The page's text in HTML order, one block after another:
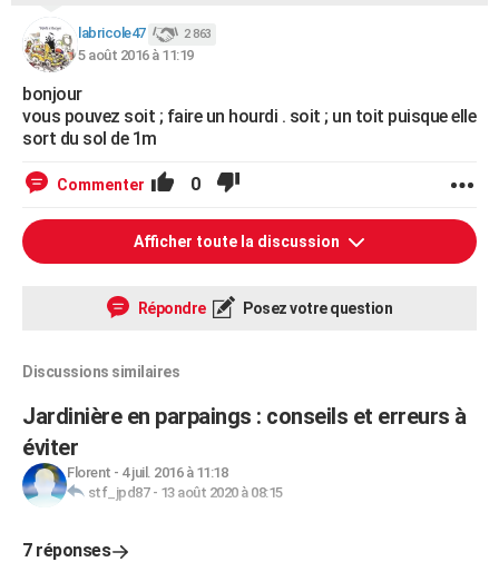
labricole47 2 863
5 août 2016 à 11:19
bonjour
vous pouvez soit ; faire un hourdi . soit ; un toit puisque elle
sort du sol de 1m
Commenter 0
Afficher toute la discussion
Répondre Posez votre question
Discussions similaires
Jardinière en parpaings : conseils et erreurs à
éviter
Florent - 4 juil. 2016 à 11:18
stf_jpd87- 13 août 2020 à 08:15
7 réponses